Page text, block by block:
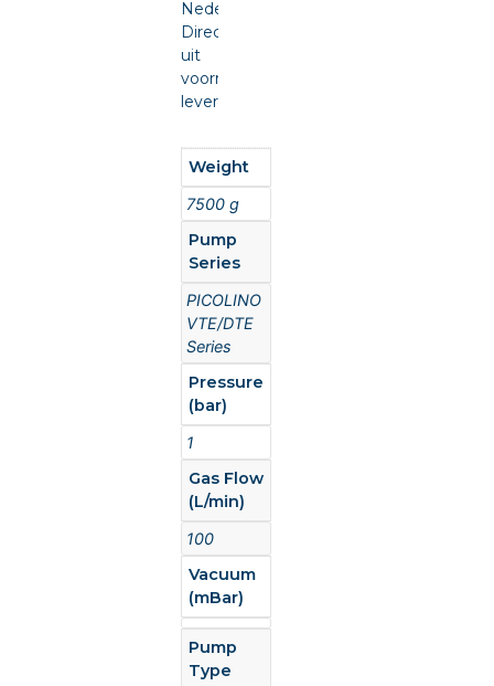
Nederland.
Direct
uit
voorraad
leverbaar.
Weight
7500 g
Pump
Series
PICOLINO
VTE/DTE
Series
Pressure
(bar)
1
Gas Flow
(L/min)
100
Vacuum
(mBar)
Pump
Type